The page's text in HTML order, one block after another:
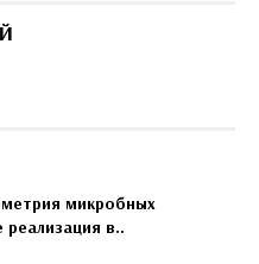
микробных
в..